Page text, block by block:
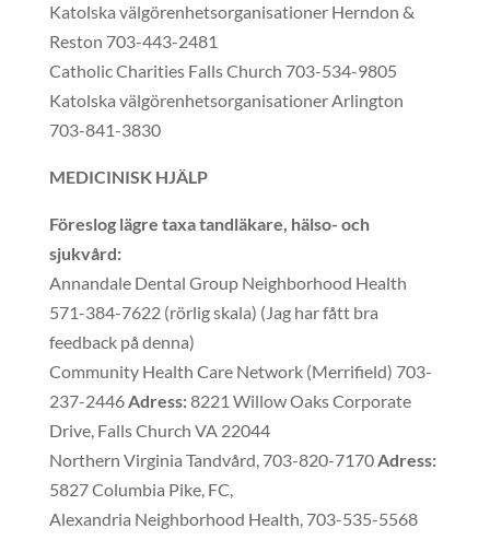
Katolska välgörenhetsorganisationer Herndon &
Reston 703-443-2481
Catholic Charities Falls Church 703-534-9805
Katolska välgörenhetsorganisationer Arlington
703-841-3830
MEDICINISK HJÄLP
Föreslog lägre taxa tandläkare, hälso- och
sjukvård:
Annandale Dental Group Neighborhood Health
571-384-7622 (rörlig skala) (Jag har fått bra
feedback på denna)
Community Health Care Network (Merrifield) 703-
237-2446Adress:8221 Willow Oaks Corporate
Drive, Falls Church VA 22044
Northern Virginia Tandvård, 703-820-7170Adress:
5827 Columbia Pike, FC,
Alexandria Neighborhood Health, 703-535-5568